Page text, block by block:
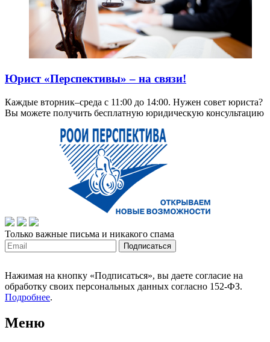
Юрист «Перспективы» – на связи!
Каждые вторник–среда с 11:00 до 14:00. Нужен совет юриста?
Вы можете получить бесплатную юридическую консультацию
Только важные письма и никакого спама
Нажимая на кнопку «Подписаться», вы даете согласие на
обработку своих персональных данных согласно 152-ФЗ.
Подробнее.
Меню